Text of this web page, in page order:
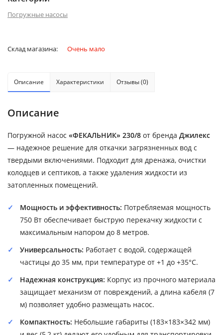
Погружные насосы
Склад магазина: Очень мало
Описание Характеристики Отзывы (0)
Описание
Погружной насос «ФЕКАЛЬНИК» 230/8 от бренда Джилекс
— надежное решение для откачки загрязненных вод с
твердыми включениями. Подходит для дренажа, очистки
колодцев и септиков, а также удаления жидкости из
затопленных помещений.
Мощность и эффективность: Потребляемая мощность
750 Вт обеспечивает быструю перекачку жидкости с
максимальным напором до 8 метров.
Универсальность: Работает с водой, содержащей
частицы до 35 мм, при температуре от +1 до +35°C.
Надежная конструкция: Корпус из прочного материала
защищает механизм от повреждений, а длина кабеля (7
м) позволяет удобно размещать насос.
Компактность: Небольшие габариты (183×183×342 мм)